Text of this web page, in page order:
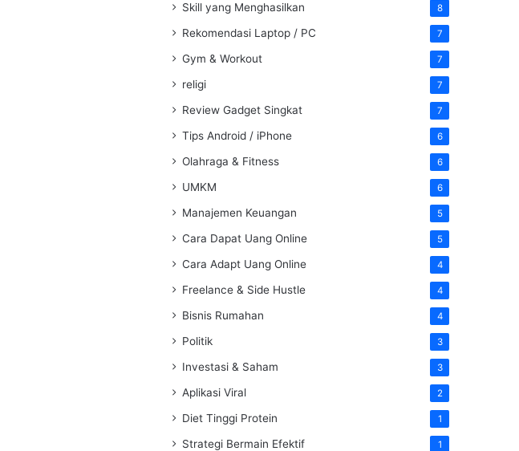
Skill yang Menghasilkan 8
Rekomendasi Laptop / PC 7
Gym & Workout 7
religi 7
Review Gadget Singkat 7
Tips Android / iPhone 6
Olahraga & Fitness 6
UMKM 6
Manajemen Keuangan 5
Cara Dapat Uang Online 5
Cara Adapt Uang Online 4
Freelance & Side Hustle 4
Bisnis Rumahan 4
Politik 3
Investasi & Saham 3
Aplikasi Viral 2
Diet Tinggi Protein 1
Strategi Bermain Efektif 1